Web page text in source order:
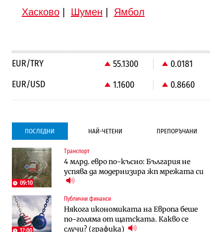
Хасково| Шумен Ямбол
EUR/TRY 55.1300
0.0181
EUR/USD
1.1600 0.8660
ПОСЛЕДНИ НАЙ-ЧЕТЕНИ ПРЕПОРЪЧАНИ
09:10
Транспорт
4 млрд. евро по-късно: България не
успява да модернизира жп мрежата си
17:00
Публични финанси
Някога икономиката на Европа беше
по-голяма от щатската. Какво се
случи? (графика)
Градоустройство
Столична община избра изпълнител за
преместването на трамвайното
трасе по бул. „Скобелев“
Компании
Vivacom предлага над 150 устройства с
90% отстъпка през август
Компании
Vivacom предлага над 150 устройства с
90% отстъпка през август
Градоустройство
Столична община избра изпълнител за
преместването на трамвайното
трасе по бул. „Скобелев“